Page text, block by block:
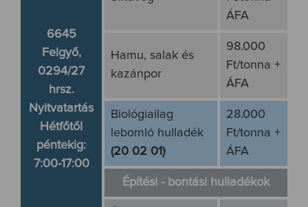
6645
Felgyő,
0294/27
hrsz.
Nyitvatartás
Hétfőtől
péntekig:
7:00-17:00
ÁFA
Hamu, salak és
kazánpor
98.000
Ft/tonna +
ÁFA
Biológiailag
lebomló hulladék
(20 02 01)
28.000
Ft/tonna +
ÁFA
Építési - bontási hulladékok